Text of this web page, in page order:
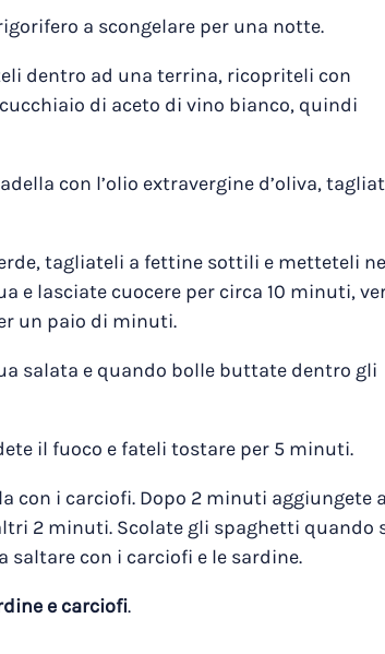
a scongelare per una notte.
dentro ad una terrina, ricopriteli con
di aceto di vino bianco, quindi
con l’olio extravergine d’oliva,
tagliateli a fettine sottili e metteteli
e lasciate cuocere per circa 10 minuti,
un paio di minuti.
salata e quando bolle buttate dentro gli
il fuoco e fateli tostare per 5 minuti.
con i carciofi. Dopo 2 minuti aggiungete
2 minuti. Scolate gli spaghetti quando
con i carciofi e le sardine.
e carciofi.